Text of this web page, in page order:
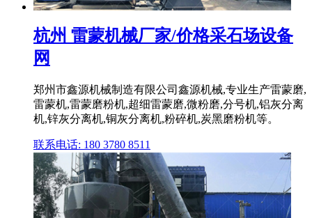
杭州 雷蒙机械厂家/价格采石场设备
网
郑州市鑫源机械制造有限公司鑫源机械,专业生产雷蒙磨,
雷蒙机,雷蒙磨粉机,超细雷蒙磨,微粉磨,分号机,铝灰分离
机,锌灰分离机,铜灰分离机,粉碎机,炭黑磨粉机等。
联系电话: 180 3780 8511